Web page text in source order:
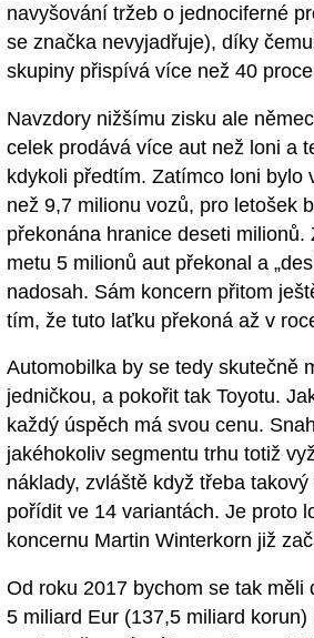
navyšování tržeb o jednociferné
se značka nevyjadřuje), díky
skupiny přispívá více než 40
Navzdory nižšímu zisku ale
celek prodává více aut než loni a
kdykoli předtím. Zatímco loni bylo
než 9,7 milionu vozů, pro letošek
překonána hranice deseti milionů.
metu 5 milionů aut překonal a
nadosah. Sám koncern přitom
tím, že tuto laťku překoná až v
Automobilka by se tedy skutečně
jedničkou, a pokořit tak Toyotu.
každý úspěch má svou cenu.
jakéhokoliv segmentu trhu totiž
náklady, zvláště když třeba
pořídit ve 14 variantách. Je proto
koncernu Martin Winterkorn již
Od roku 2017 bychom se tak měli
5 miliard Eur (137,5 miliard korun)